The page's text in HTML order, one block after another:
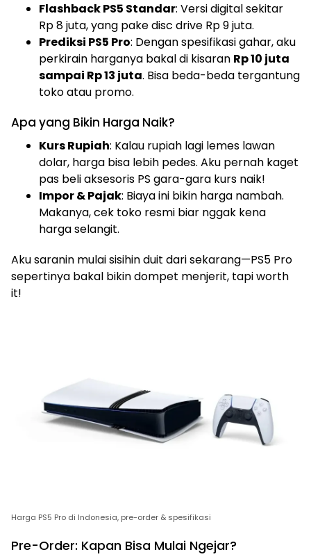
Flashback PS5 Standar: Versi digital sekitar
Rp 8 juta, yang pake disc drive Rp 9 juta.
Prediksi PS5 Pro: Dengan spesifikasi gahar, aku
perkirain harganya bakal di kisaran Rp 10 juta
sampai Rp 13 juta. Bisa beda-beda tergantung
toko atau promo.
Apa yang Bikin Harga Naik?
Kurs Rupiah: Kalau rupiah lagi lemes lawan
dolar, harga bisa lebih pedes. Aku pernah kaget
pas beli aksesoris PS gara-gara kurs naik!
Impor & Pajak: Biaya ini bikin harga nambah.
Makanya, cek toko resmi biar nggak kena
harga selangit.
Aku saranin mulai sisihin duit dari sekarang—PS5 Pro
sepertinya bakal bikin dompet menjerit, tapi worth
it!
Harga PS5 Pro di Indonesia, pre-order & spesifikasi
Pre-Order: Kapan Bisa Mulai Ngejar?